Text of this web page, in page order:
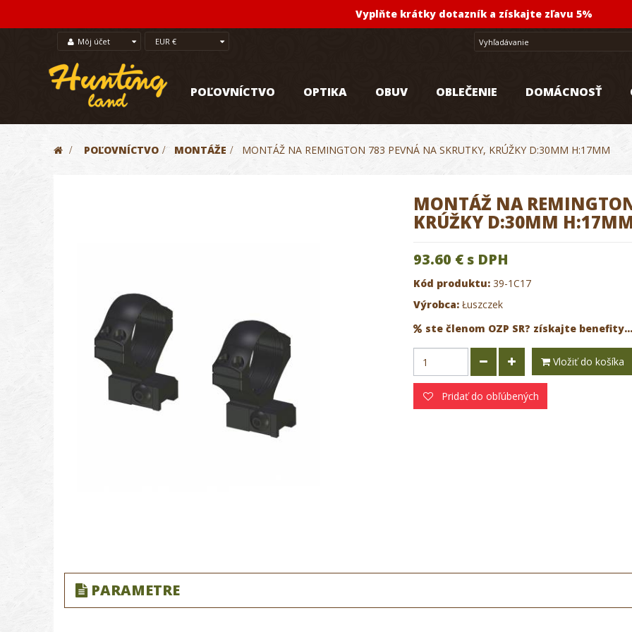
Vyplňte krátky dotazník a získajte zľavu 5%
Môj účet EUR €
POĽOVNÍCTVO OPTIKA OBUV OBLEČENIE DOMÁCNOSŤ
> POĽOVNÍCTVO > MONTÁŽE > MONTÁŽ NA REMINGTON 783 PEVNÁ NA SKRUTKY, KRÚŽKY D:30MM H:17MM
MONTÁŽ NA
KRÚŽKY D:30MM
93.60 €s DPH
Kód produktu: 39-1C17
Výrobca: Łuszczek
ste členom OZP SR? získajte benefity...
Vložiť do košíka
Pridať do obľúbených
PARAMETRE